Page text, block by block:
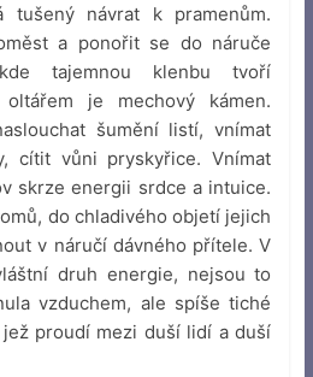
tušený návrat k pramenům.
a ponořit se do náruče
tajemnou klenbu tvoří
je mechový kámen.
šumění listí, vnímat
cítit vůni pryskyřice. Vnímat
skrze energii srdce a intuice.
do chladivého objetí jejich
v náručí dávného přítele. V
druh energie, nejsou to
vzduchem, ale spíše tiché
proudí mezi duší lidí a duší